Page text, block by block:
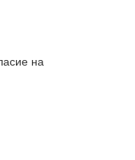
на